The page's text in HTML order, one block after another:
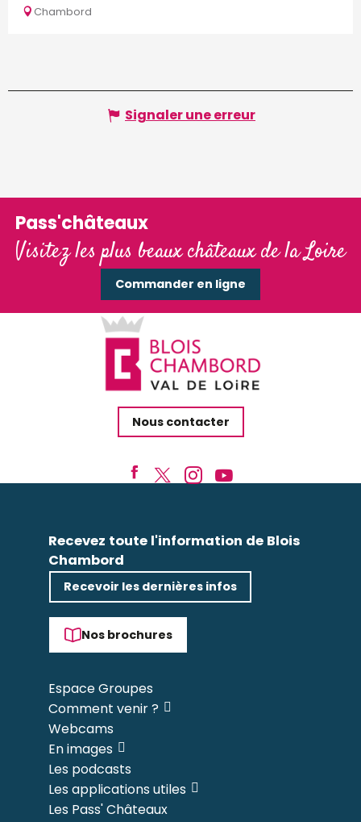
Chambord
Signaler une erreur
Pass'châteaux
Visitez les plus beaux châteaux de la Loire
Commander en ligne
Nous contacter
Recevez toute l'information de Blois
Chambord
Recevoir les dernières infos
Nos brochures
Espace Groupes
Comment venir ?
Webcams
En images
Les podcasts
Les applications utiles
Les Pass' Châteaux